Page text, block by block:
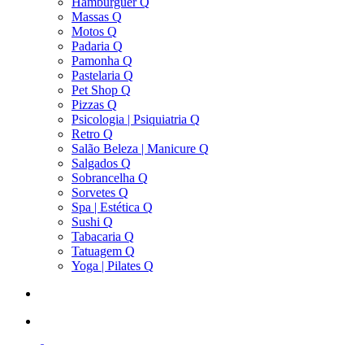
Massas Q
Motos Q
Padaria Q
Pamonha Q
Pastelaria Q
Pet Shop Q
Pizzas Q
Psicologia | Psiquiatria Q
Retro Q
Salão Beleza | Manicure Q
Salgados Q
Sobrancelha Q
Sorvetes Q
Spa | Estética Q
Sushi Q
Tabacaria Q
Tatuagem Q
Yoga | Pilates Q